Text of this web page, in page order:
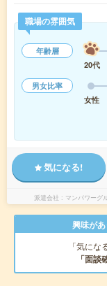
職場の雰囲気
年齢層
20代
男女比率
女性
気になる!
派遣会社 マンパワーグ
興味が
「気に
「面談